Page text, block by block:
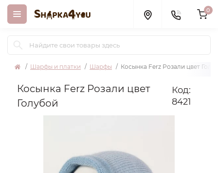
0
Шарфы и платки Шарфы Косынка Ferz Розали цвет
Косынка Ferz Розали цвет
Голубой
Код:
8421